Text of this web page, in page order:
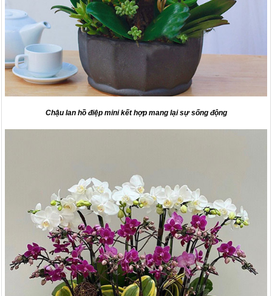
Chậu lan hồ điệp mini kết hợp mang lại sự sống động